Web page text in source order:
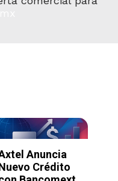
Axtel Reporta
Resultados del